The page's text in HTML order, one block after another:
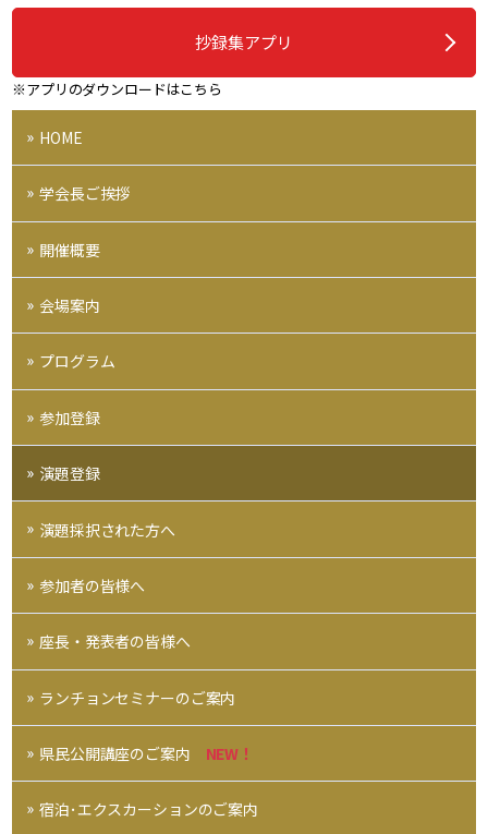
抄録集アプリ
※アプリのダウンロードはこちら
HOME
学会長ご挨拶
開催概要
会場案内
プログラム
参加登録
演題登録
演題採択された方へ
参加者の皆様へ
座長・発表者の皆様へ
ランチョンセミナーのご案内
県民公開講座のご案内 NEW！
宿泊･エクスカーションのご案内